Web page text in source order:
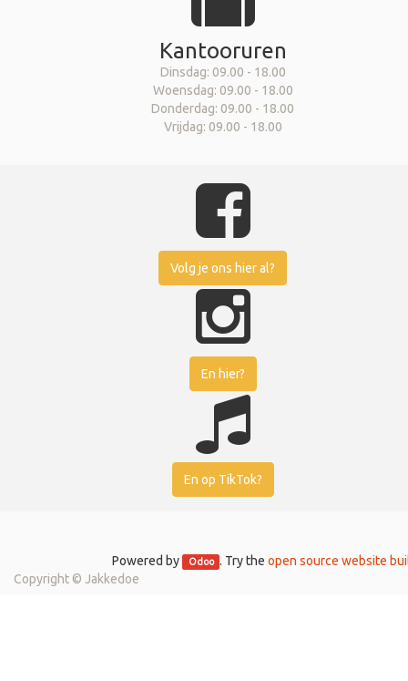
Kantooruren
Dinsdag: 09.00 - 18.00
Woensdag: 09.00 - 18.00
Donderdag: 09.00 - 18.00
Vrijdag: 09.00 - 18.00
Volg je ons hier al?
En hier?
En op TikTok?
Powered by Odoo . Try the open source website
Copyright © Jakkedoe